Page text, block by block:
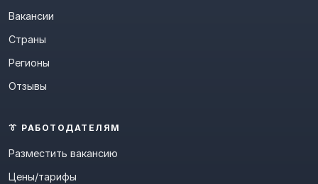
Вакансии
Страны
Регионы
Отзывы
👔 РАБОТОДАТЕЛЯМ
Разместить вакансию
Цены/тарифы